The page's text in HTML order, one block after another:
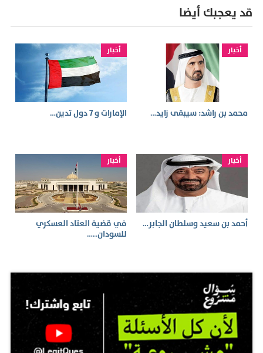
قد يعجبك أيضا
أخبار
محمد بن راشد: سيبقى زايد…
أخبار
الإمارات و 7 دول تدين…
أخبار
أحمد بن سعيد وسلطان الجابر…
أخبار
في قضية العتاد العسكري
للسودان..…